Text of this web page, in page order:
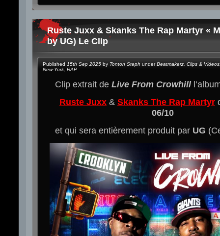
Ruste Juxx & Skanks The Rap Martyr «
by UG) Le Clip
Published 15th Sep 2025 by Tonton Steph underBeatmakerz Clips & Videos
New-York RAP
Clip extrait de Live From Crowhill
Ruste Juxx & Skanks The Rap Martyr
06/10
et qui sera entièrement produit par UG